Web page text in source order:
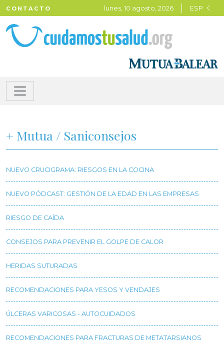
CONTACTO lunes, 10 agosto, 2026 ESP
+ Mutua / Saniconsejos
NUEVO CRUCIGRAMA: RIESGOS EN LA COCINA
NUEVO PÓDCAST: GESTIÓN DE LA EDAD EN LAS EMPRESAS
RIESGO DE CAÍDA
CONSEJOS PARA PREVENIR EL GOLPE DE CALOR
HERIDAS SUTURADAS
RECOMENDACIONES PARA YESOS Y VENDAJES
ÚLCERAS VARICOSAS - AUTOCUIDADOS
RECOMENDACIONES PARA FRACTURAS DE METATARSIANOS